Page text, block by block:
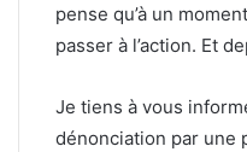
pense qu’à un
passer à l’action. Et
Je tiens à vous
dénonciation par une